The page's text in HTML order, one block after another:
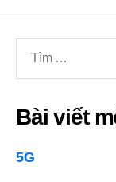
kiếm
cho:
Bài viết
5G